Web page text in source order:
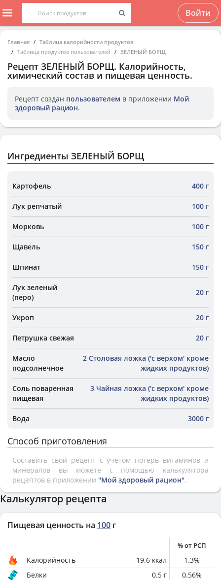
Войти
Главная
Таблица калорийности продуктов
Таблица продуктов пользователей
ЗЕЛЕНЫЙ БОРЩ
Рецепт ЗЕЛЕНЫЙ БОРЩ. Калорийность,
химический состав и пищевая ценность.
Рецепт создан пользователем в приложении Мой
здоровый рацион.
Ингредиенты ЗЕЛЕНЫЙ БОРЩ
Картофель 400 г
Лук репчатый 100 г
Морковь 100 г
Щавель 150 г
Шпинат 150 г
Лук зеленый
(перо)
20 г
Укроп 20 г
Петрушка свежая 20 г
Масло
подсолнечное
2 Столовая ложка ('с верхом' кроме
жидких продуктов)
Соль поваренная
пищевая
3 Чайная ложка ('с верхом' кроме
жидких продуктов)
Вода 3000 г
Способ приготовления
Составить свой рецепт с учетом потерь витаминов и
минералов вы можете с помощью калькулятора
рецептов в приложении "Мой здоровый рацион".
Калькулятор рецепта
Пищевая ценность на 100 г
% от РСП
Калорийность 19.6 ккал 1.3%
Белки
0.5 г 0.56%